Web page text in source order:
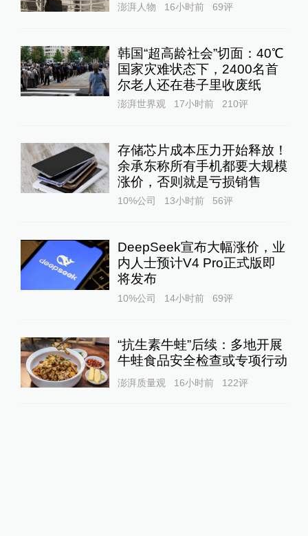
澎湃人物 16小时前 69评
韩国“超高龄社会”切面：40℃
国家灾难状态下，2400名首
尔老人还在巷子里收废纸
澎湃世界观 17小时前 210评
存储芯片成本压力开始释放！
余承东称所有手机都要大规模
涨价，否则就是亏损销售
10%公司 13小时前 56评
DeepSeek宣布大幅涨价，业
内人士预计V4 Pro正式版即
将发布
10%公司 14小时前 69评
“抗生素牛蛙”后续：多地开展
牛蛙食品安全检查或专项行动
澎湃质量观 16小时前 122评